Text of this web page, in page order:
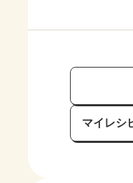
マイレシ
保存済み